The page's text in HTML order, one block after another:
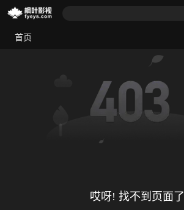
首页
哎呀! 找不到页面了